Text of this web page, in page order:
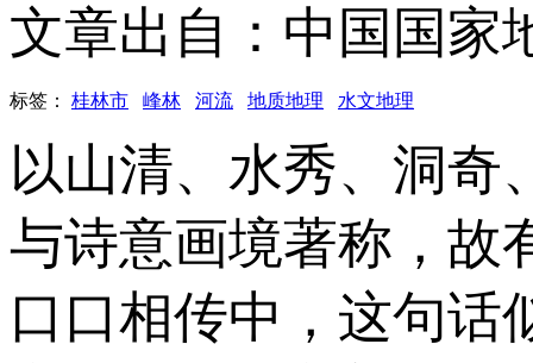
文章出自：中国国家
标签： 桂林市 峰林 河流 地质地理 水文地理
以山清、水秀、洞奇
与诗意画境著称，故
口口相传中，这句话